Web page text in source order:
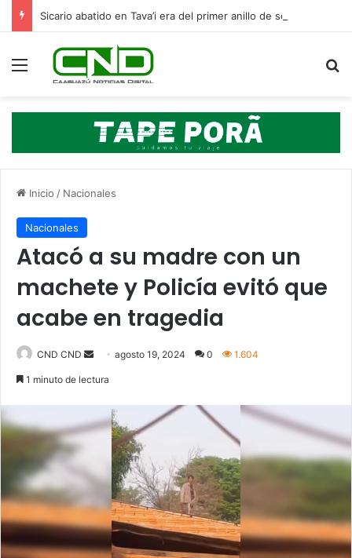
Menú
Inicio / Nacionales
Nacionales
Atacó a su madre con un
machete y Policía evitó que
acabe en tragedia
CND CND
Sendagosto 19, 2024 0 1.604
1 minuto de lectura